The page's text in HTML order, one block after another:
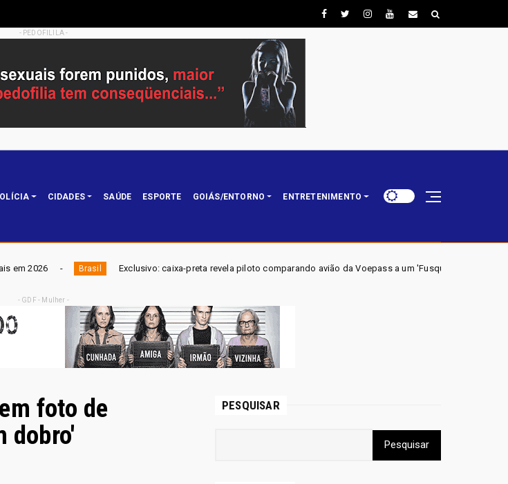
- PEDOFILILA -
CIDADES SAÚDE ESPORTE GOIÁS/ENTORNO ENTRETENIMENTO
caixa-preta revela piloto comparando avião da Voepass a um 'Fusquinha' e admitindo falha no sistema de
- GDF - Mulher -
foto de
dobro'
PESQUISAR